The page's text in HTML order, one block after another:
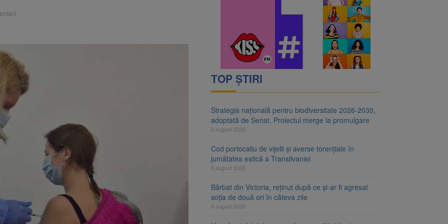
TOP ȘTIRI
Strategia națională pentru biodiversitate 2026-2030,
adoptată de Senat. Proiectul merge la promulgare
6 august 2026
Cod portocaliu de vijelii și averse torențiale în
jumătatea estică a Transilvaniei
6 august 2026
Bărbat din Victoria, reținut după ce și-ar fi agresat
soția de două ori în câteva zile
6 august 2026